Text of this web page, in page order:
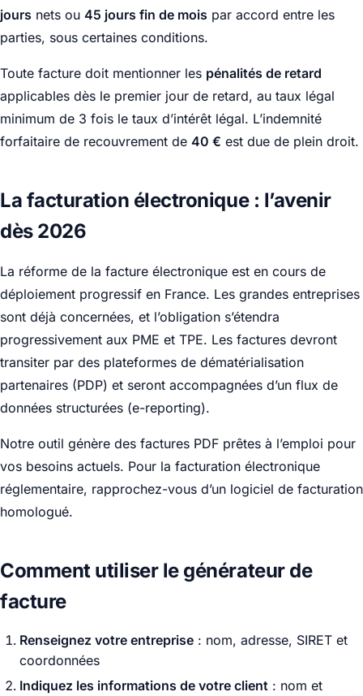
jours nets ou 45 jours fin de mois par accord entre les
parties, sous certaines conditions.
Toute facture doit mentionner les pénalités de retard
applicables dès le premier jour de retard, au taux légal
minimum de 3 fois le taux d’intérêt légal. L’indemnité
forfaitaire de recouvrement de 40 € est due de plein droit.
La facturation électronique : l’avenir
dès 2026
La réforme de la facture électronique est en cours de
déploiement progressif en France. Les grandes entreprises
sont déjà concernées, et l’obligation s’étendra
progressivement aux PME et TPE. Les factures devront
transiter par des plateformes de dématérialisation
partenaires (PDP) et seront accompagnées d’un flux de
données structurées (e-reporting).
Notre outil génère des factures PDF prêtes à l’emploi pour
vos besoins actuels. Pour la facturation électronique
réglementaire, rapprochez-vous d’un logiciel de facturation
homologué.
Comment utiliser le générateur de
facture
Renseignez votre entreprise : nom, adresse, SIRET et
coordonnées
Indiquez les informations de votre client : nom et